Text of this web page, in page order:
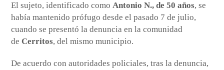
El sujeto, identificado comoAntonio N., de 50 años, se
había mantenido prófugo desde el pasado 7 de julio,
cuando se presentó la denuncia en la comunidad
deCerritos, del mismo municipio.
De acuerdo con autoridades policiales, tras la denuncia,